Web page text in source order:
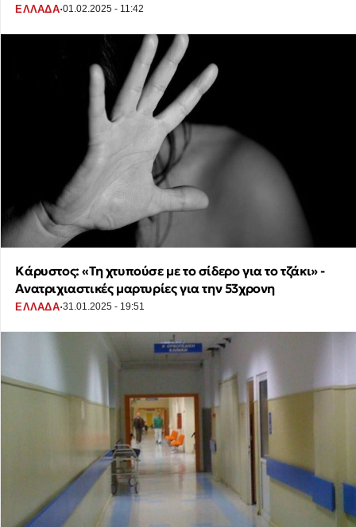
ΕΛΛΑΔΑ·01.02.2025 - 11:42
Κάρυστος: «Τη χτυπούσε με το σίδερο για το τζάκι» -
Ανατριχιαστικές μαρτυρίες για την 53χρονη
ΕΛΛΑΔΑ·31.01.2025 - 19:51